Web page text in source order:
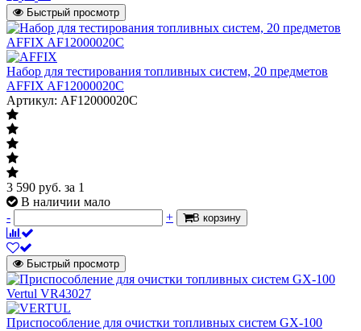
Быстрый просмотр
Набор для тестирования топливных систем, 20 предметов
AFFIX AF12000020C
Артикул: AF12000020C
3 590 руб. за 1
В наличии мало
-
+ В корзину
Быстрый просмотр
Приспособление для очистки топливных систем GX-100